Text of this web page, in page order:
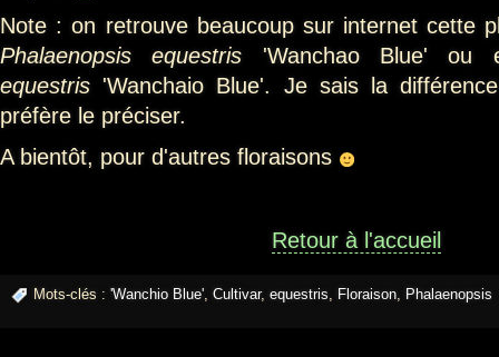
Note : on retrouve beaucoup sur internet cette
Phalaenopsis equestris 'Wanchao Blue' ou
equestris 'Wanchaio Blue'. Je sais la
préfère le préciser.
A bientôt, pour d'autres floraisons
Retour à l'accueil
Mots-clés : 'Wanchio Blue', Cultivar, equestris, Floraison, Phalaenopsis